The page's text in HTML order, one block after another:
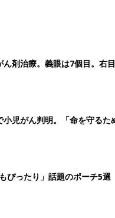
剤治療。義眼は7個目。右
小児がん判明。「命を守るた
ぴったり」話題のポーチ5選